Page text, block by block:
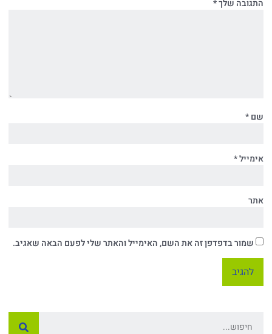
התגובה שלך*
שם*
אימייל*
אתר
שמור בדפדפן זה את השם, האימייל והאתר שלי לפעם הבאה שאגיב.